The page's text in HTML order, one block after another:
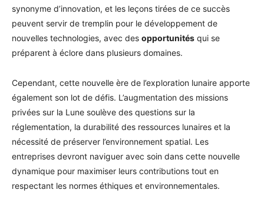
synonyme d’innovation, et les leçons tirées de ce succès
peuvent servir de tremplin pour le développement de
nouvelles technologies, avec des opportunités qui se
préparent à éclore dans plusieurs domaines.
Cependant, cette nouvelle ère de l’exploration lunaire apporte
également son lot de défis. L’augmentation des missions
privées sur la Lune soulève des questions sur la
réglementation, la durabilité des ressources lunaires et la
nécessité de préserver l’environnement spatial. Les
entreprises devront naviguer avec soin dans cette nouvelle
dynamique pour maximiser leurs contributions tout en
respectant les normes éthiques et environnementales.